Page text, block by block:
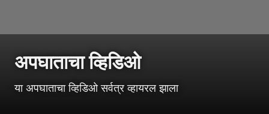
अपघाताचा व्हिडिओ
या अपघाताचा व्हिडिओ सर्वत्र व्हायरल झाला